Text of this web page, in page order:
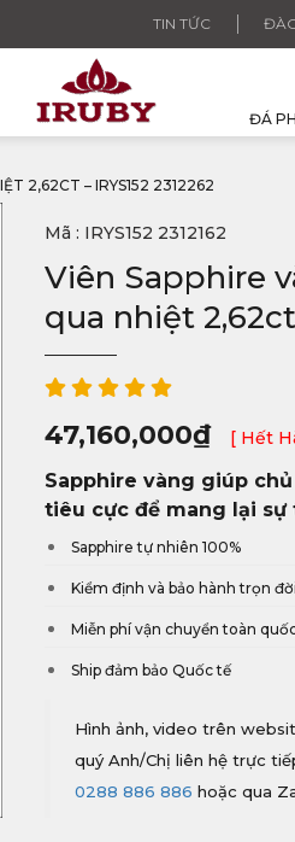
TIN TỨC
ĐÁ
2,62CT – IRYS152 2312262
Mã : IRYS152 2312162
Viên Sapphire
qua nhiệt 2,62ct
47,160,000₫ [ Hết
Sapphire vàng giúp
tiêu cực để mang lại
Sapphire tự nhiên 100%
Kiểm định và bảo hành trọn đời
Miễn phí vận chuyển toàn
Ship đảm bảo Quốc tế
Hình ảnh, video trên
quý Anh/Chị liên hệ trực
0288 886 886 hoặc qua